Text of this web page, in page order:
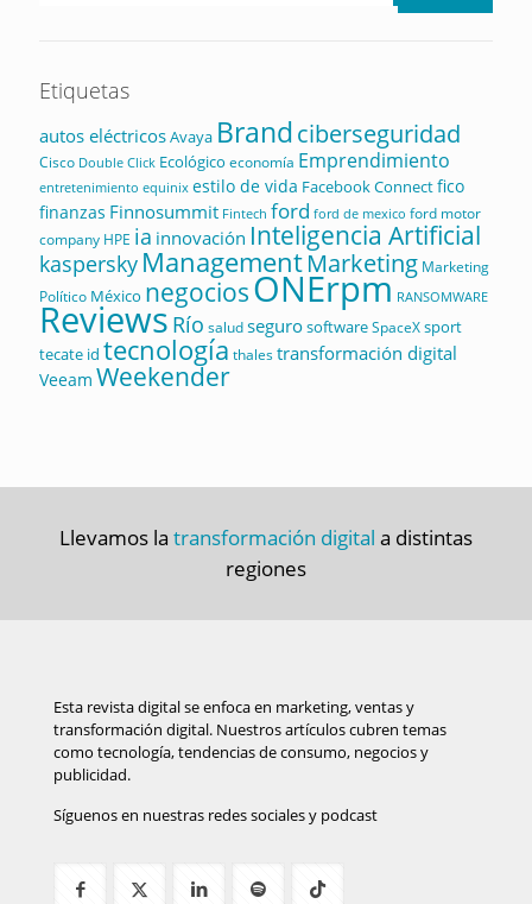
Etiquetas
autos eléctricosAvaya Brandciberseguridad
Cisco Double Click Ecológico economía Emprendimiento
entretenimiento equinix estilo de vida Facebook Connectfico
finanzas Finnosummit Fintech ford ford de mexico ford motor
company HPE ia innovación Inteligencia Artificial
kaspersky ManagementMarketing Marketing
Político México negociosONErpm RANSOMWARE
Reviews Río saludsegurosoftwareSpaceXsport
tecate id tecnología thalestransformación digital
Veeam Weekender
Llevamos la transformación digital a distintas
regiones
Esta revista digital se enfoca en marketing, ventas y
transformación digital. Nuestros artículos cubren temas
como tecnología, tendencias de consumo, negocios y
publicidad.
Síguenos en nuestras redes sociales y podcast